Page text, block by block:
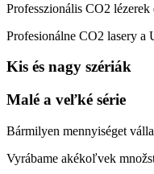
Professzionális CO2
Profesionálne CO2 lasery a
Kis és nagy szériák
Malé a veľké série
Bármilyen mennyiséget
Vyrábame akékoľvek